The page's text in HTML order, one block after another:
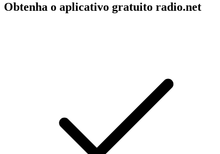
Obtenha o aplicativo gratuito radio.net